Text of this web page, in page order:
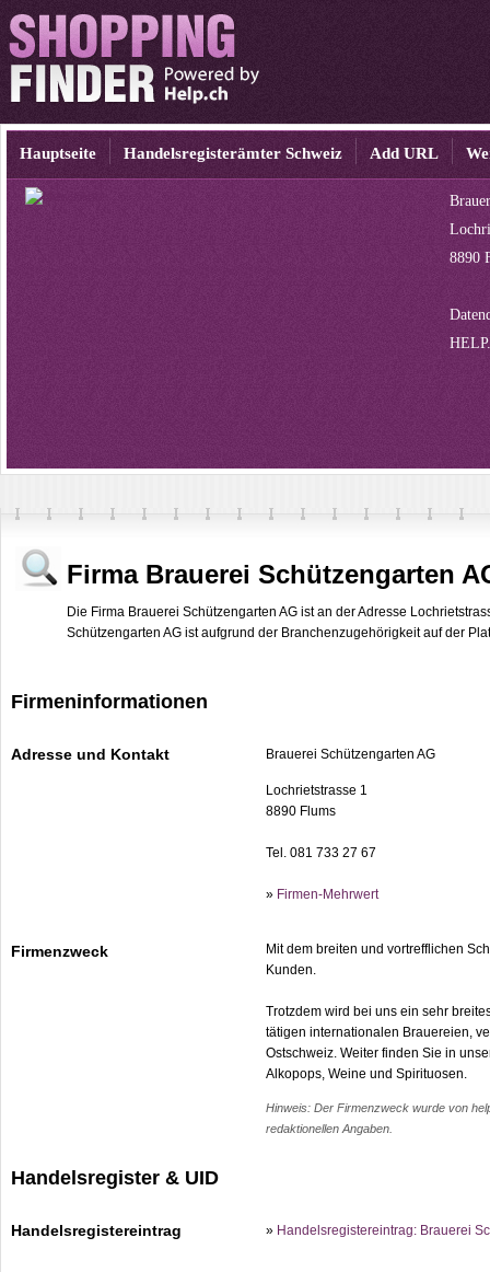
Hauptseite Handelsregisterämter Schweiz Add URL
8890
Firma Brauerei Schützengarten
Die Firma Brauerei Schützengarten AG ist an der Adresse
Schützengarten AG ist aufgrund der Branchenzugehörigkeit auf der
Firmeninformationen
Adresse und Kontakt Brauerei Schützengarten AG
Lochrietstrasse 1
8890 Flums
Tel. 081 733 27 67
» Firmen-Mehrwert
Firmenzweck
Mit dem breiten und vortrefflichen
Kunden.
Trotzdem wird bei uns ein sehr
tätigen internationalen Brauereien,
Ostschweiz. Weiter finden Sie in
Alkopops, Weine und Spirituosen.
Hinweis: Der Firmenzweck wurde von
redaktionellen Angaben.
Handelsregister & UID
Handelsregistereintrag » Handelsregistereintrag: Brauerei